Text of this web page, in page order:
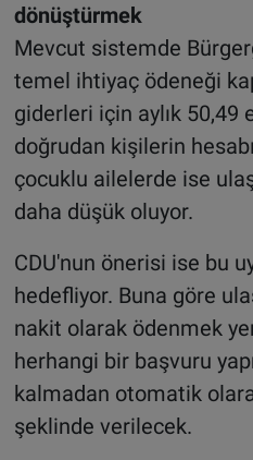
dönüştürmek
Mevcut sistemde
temel ihtiyaç ödeneği
giderleri için aylık 50,49
doğrudan kişilerin
çocuklu ailelerde ise
daha düşük oluyor.
CDU'nun önerisi ise bu
hedefliyor. Buna göre
nakit olarak ödenmek
herhangi bir başvuru
kalmadan otomatik
şeklinde verilecek.